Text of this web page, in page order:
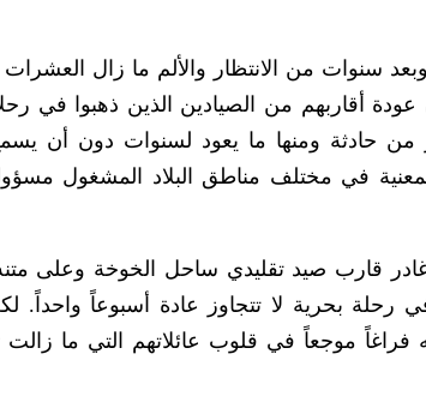
سنوات من الانتظار والألم ما زال
أقاربهم من الصيادين الذين ذهبوا في
حادثة ومنها ما يعود لسنوات دون أن
في مختلف مناطق البلاد المشغول
قارب صيد تقليدي ساحل الخوخة وعلى
رحلة بحرية لا تتجاوز عادة أسبوعاً واحداً.
فراغاً موجعاً في قلوب عائلاتهم التي ما